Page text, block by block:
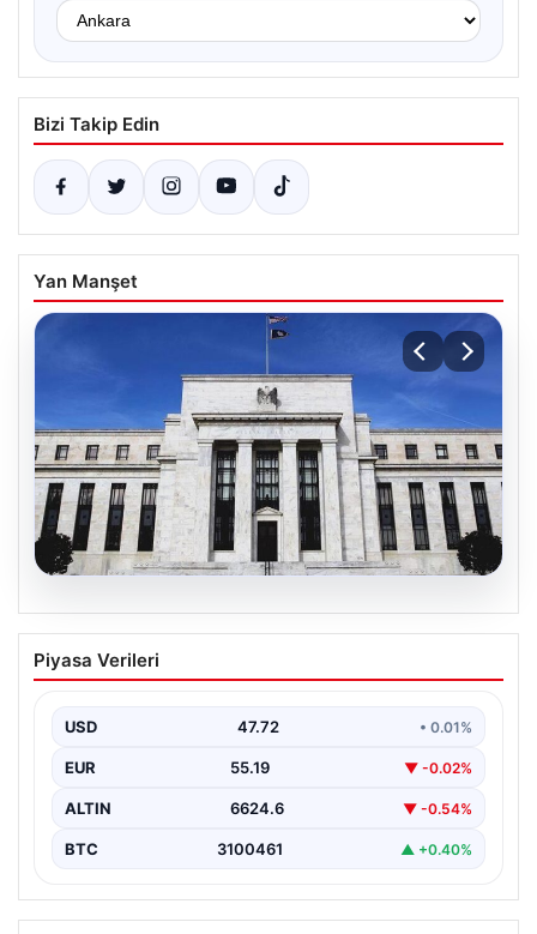
Bizi Takip Edin
Yan Manşet
08.08.2026
Fed faizi sabit tuttu
Piyasa Verileri
USD 47.72 • 0.01%
EUR 55.19 ▼ -0.02%
ALTIN 6624.6 ▼ -0.54%
BTC 3100461 ▲ +0.40%